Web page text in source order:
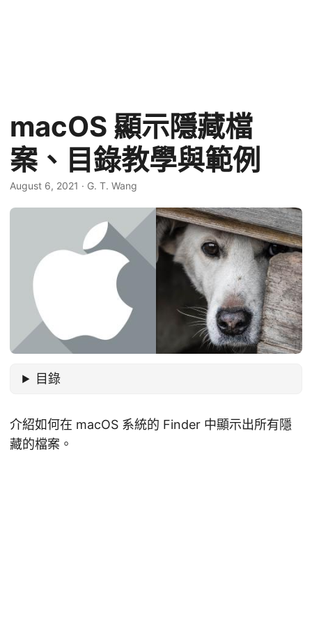
macOS 顯示隱藏檔
案、目錄教學與範例
August 6, 2021 · G. T. Wang
目錄
介紹如何在 macOS 系統的 Finder 中顯示出所有隱
藏的檔案。